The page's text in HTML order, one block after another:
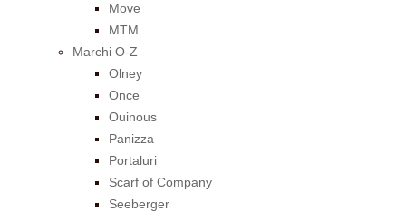
Move
MTM
Marchi O-Z
Olney
Once
Ouinous
Panizza
Portaluri
Scarf of Company
Seeberger